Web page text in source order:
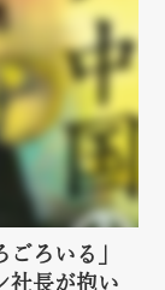
ろいる」
社長が抱い